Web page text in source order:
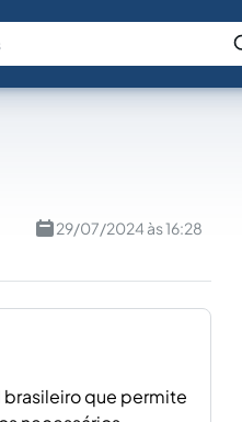
com a IA Buscar no Jus
29/07/2024 às 16:28
que permite